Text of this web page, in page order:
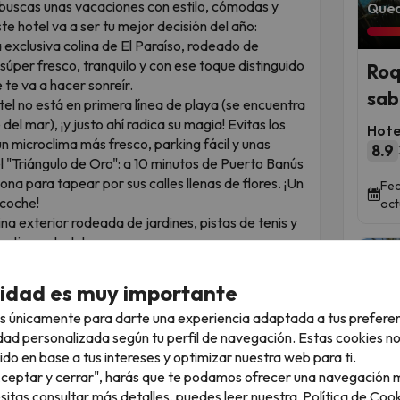
unas vacaciones con estilo, cómodas y
hotel va a ser tu mejor decisión del año:
colina de El Paraíso, rodeado de
fresco, tranquilo y con ese toque distinguido
te va a hacer sonreír.
no está en primera línea de playa (se encuentra
mar), ¡y justo ahí radica su magia! Evitas los
microclima más fresco, parking fácil y unas
de Oro": a 10 minutos de Puerto Banús
para tapear por sus calles llenas de flores. ¡Un
exterior rodeada de jardines, pistas de tenis y
tienes todo!
Te alojas en una de las zonas más
completísimas y tienes toda la acción a un
un dineral. ¡Un chollo inteligente de los que
8.9
es muy importante
únicamente para darte una experiencia adaptada a tus
personalizada según tu perfil de navegación. Estas cookies
en base a tus intereses y optimizar nuestra web para ti.
y cerrar", harás que te podamos ofrecer una navegación
consultar más detalles, puedes leer nuestra Política de